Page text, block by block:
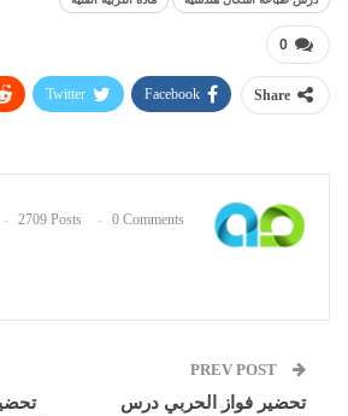
0
Share
Facebook
Twitter
2709 Posts 0 Comments
تحضير فواز الحربي درس